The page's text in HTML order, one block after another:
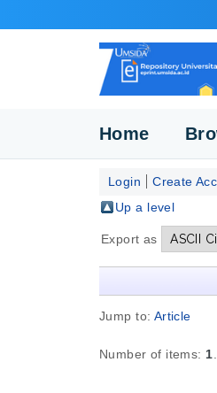
Home
Login
Create
Up a level
Export as
Jump to: Article
Number of items: 1